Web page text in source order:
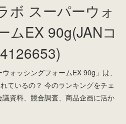
ボ スーパーウォ
ムEX 90g(JANコ
ォッシングフォームEX 90g」は、
ているの？ 今のランキングをチェ
資料、競合調査、商品企画に活か